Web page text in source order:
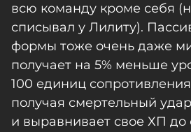
всю команду кроме себя
списывал у Лилиту).
формы тоже очень даже
получает на 5% меньше
100 единиц сопротивления
получая смертельный
и выравнивает свое ХП до